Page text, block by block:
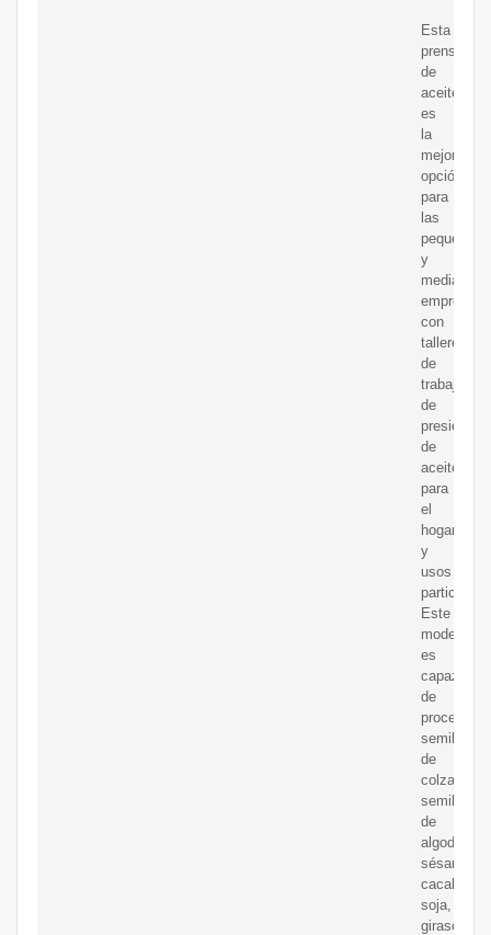
Esta
prensa
de
aceite
es
la
mejor
opción
para
las
pequeñas
y
medianas
empresas
con
talleres
de
trabajo
de
presionado
de
aceite,
para
el
hogar
y
usos
Este
modelo
es
capaz
de
procesar
semilla
de
colza,
semillas
de
algodón,
sésamo,
cacahuete,
soja,
girasol,